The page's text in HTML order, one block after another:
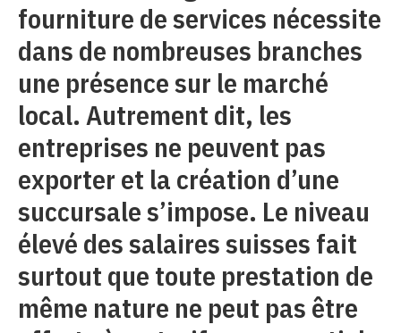
fourniture de services nécessite
dans de nombreuses branches
une présence sur le marché
local. Autrement dit, les
entreprises ne peuvent pas
exporter et la création d’une
succursale s’impose. Le niveau
élevé des salaires suisses fait
surtout que toute prestation de
même nature ne peut pas être